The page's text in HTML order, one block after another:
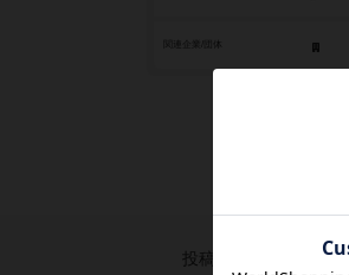
投稿を募集しています